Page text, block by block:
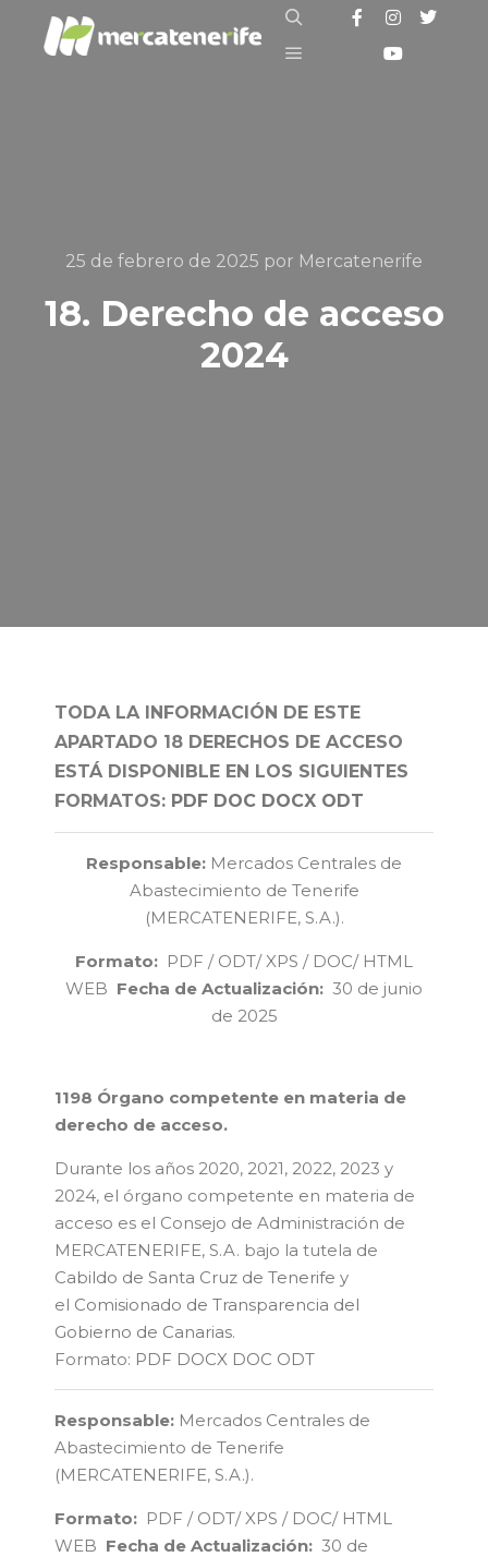
25 de febrero de 2025 por Mercatenerife
18. Derecho de acceso
2024
TODA LA INFORMACIÓN DE ESTE
APARTADO 18 DERECHOS DE ACCESO
ESTÁ DISPONIBLE EN LOS SIGUIENTES
FORMATOS: PDF DOC DOCX ODT
Responsable: Mercados Centrales de
Abastecimiento de Tenerife
(MERCATENERIFE, S.A.).
Formato: PDF / ODT/ XPS / DOC/ HTML
WEB Fecha de Actualización: 30 de junio
de 2025
1198 Órgano competente en materia de
derecho de acceso.
Durante los años 2020, 2021, 2022, 2023 y
2024, el órgano competente en materia de
acceso es el Consejo de Administración de
MERCATENERIFE, S.A. bajo la tutela de
Cabildo de Santa Cruz de Tenerife y
el Comisionado de Transparencia del
Gobierno de Canarias.
Formato: PDF DOCX DOC ODT
Responsable: Mercados Centrales de
Abastecimiento de Tenerife
(MERCATENERIFE, S.A.).
Formato: PDF / ODT/ XPS / DOC/ HTML
WEB Fecha de Actualización: 30 de